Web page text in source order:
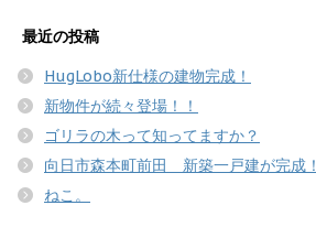
最近の投稿
HugLobo新仕様の建物完成！
新物件が続々登場！！
ゴリラの木って知ってますか？
向日市森本町前田 新築一戸建が完成！
ねこ。